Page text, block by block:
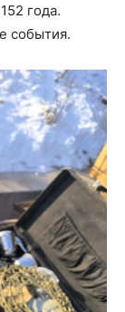
года.
события.